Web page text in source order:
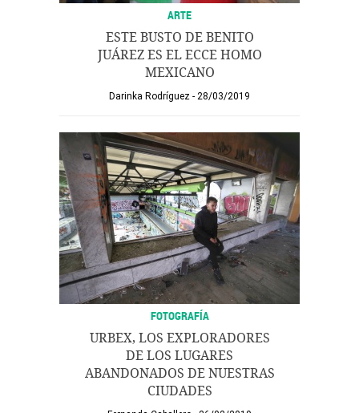
ARTE
ESTE BUSTO DE BENITO
JUÁREZ ES EL ECCE HOMO
MEXICANO
Darinka Rodríguez 28/03/2019
FOTOGRAFÍA
URBEX, LOS EXPLORADORES
DE LOS LUGARES
ABANDONADOS DE NUESTRAS
CIUDADES